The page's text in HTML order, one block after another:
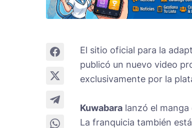
El sitio oficial para la
publicó un nuevo video
exclusivamente por la
Kuwabara lanzó el manga
La franquicia también